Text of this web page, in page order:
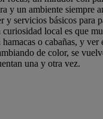
y un ambiente siempre
y servicios básicos para
local es que
o cabañas, y ver
de color, se
una y otra vez.